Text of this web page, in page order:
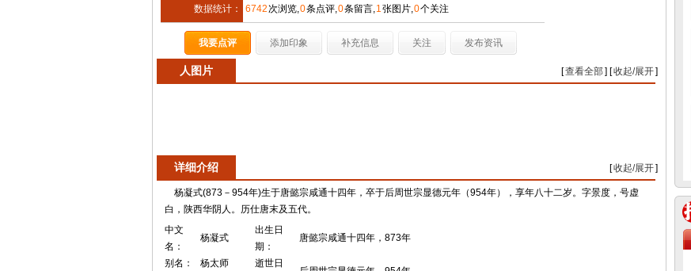
数据统计： 6742 次浏览,0条点评,0条留言,1张图片,0个关注
我要点评 添加印象 补充信息 关注 发布资讯
[查看全部] [收起/展开]
人图片
[收起/展开]
详细介绍
杨凝式(873－954年)生于唐懿宗咸通十四年，卒于后周世宗显德元年（954年），享年八十二岁。字景度，号虚
白，陕西华阴人。历仕唐末及五代。
中文
名：
杨凝式
别名：
杨太师
出生日
期：
唐懿宗咸通十四年，873年
逝世日